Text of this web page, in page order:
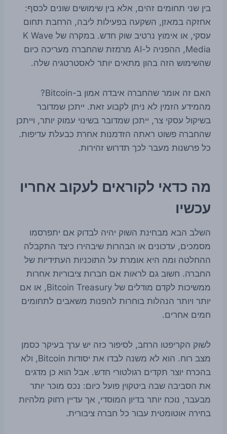
בין שני תחומים זהים, אלא בין שימושים שונים לכסף:
אחזקה במאזן, השקעה בפעילות ליבה, הרחבת תחום
עסקי, או אימוץ נרטיב שוק חדש. במקרה של K Wave
Media, ההפניה ל-AI מרמזת שהחברה מעריכה כיום
שהשימוש הזה בהון מתאים יותר לאסטרטגיה שלה.
האם זה אומר שהחברה איבדה אמון ב-Bitcoin?
מהמידע הזמין לא ניתן לקבוע זאת. ייתכן שמדובר
בשיקול עסקי צר, ייתכן שמדובר בשינוי עמוק יותר, וייתכן
שהחברה פשוט ראתה הזדמנות אחרת כבעלת עדיפות.
כל פרשנות מעבר לכך תדרוש זהירות.
מה כדאי לקוראים לעקוב אחריו
עכשיו
השלב הבא מבחינת השוק יהיה לבדוק אם יתפרסמו
מסמכים, עדכונים או הבהרות שיבהירו כיצד התקבלה
ההחלטה ומה היא אומרת על התוכניות העתידיות של
החברה. חשוב גם לראות אם חברות ציבוריות אחרות
ממשיכות לקדם מודלים של Bitcoin Treasury, או אם
יותר ויותר הנהלות בוחרות להפנות משאבים לתחומים
חמים אחרים.
לשוק הקריפטו הרחב, לסיפור כזה יש ערך בעיקר כסמן
מצב רוח. הוא לא משנה לבדו את יסודות Bitcoin, ולא
בהכרח יוצר תקדים רגולטורי חדש. אבל הוא כן מדגים
את הסביבה שבה ביטקוין פועל כיום: נכס מוכר יותר
מבעבר, נוכח יותר בדיון המוסדי, אך עדיין רחוק מלהיות
בחירה אוטומטית עבור כל חברה ציבורית.